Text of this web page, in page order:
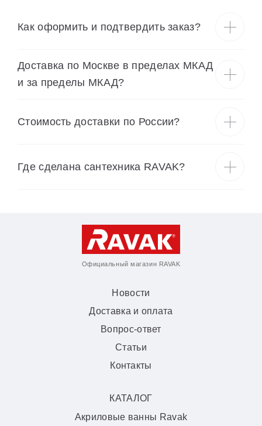
Как оформить и подтвердить заказ?
Доставка по Москве в пределах МКАД
и за пределы МКАД?
Cтоимость доставки по России?
Где сделана сантехника RAVAK?
Официальный магазин RAVAK
Новости
Доставка и оплата
Вопрос-ответ
Статьи
Контакты
КАТАЛОГ
Акриловые ванны Ravak